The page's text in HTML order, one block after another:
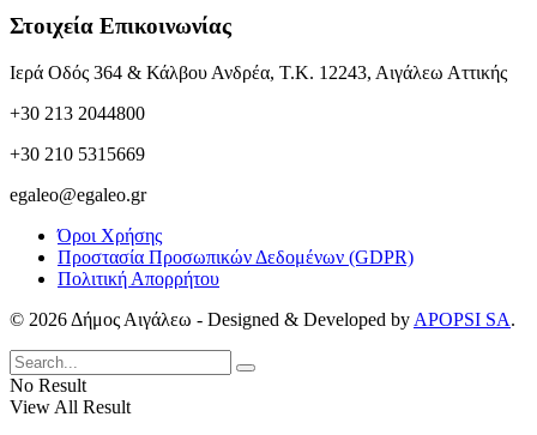
Στοιχεία Επικοινωνίας
Ιερά Οδός 364 & Κάλβου Ανδρέα, Τ.Κ. 12243, Αιγάλεω Αττικής
+30 213 2044800
+30 210 5315669
egaleo@egaleo.gr
Όροι Χρήσης
Προστασία Προσωπικών Δεδομένων (GDPR)
Πολιτική Απορρήτου
© 2026 Δήμος Αιγάλεω - Designed & Developed by APOPSI SA.
No Result
View All Result